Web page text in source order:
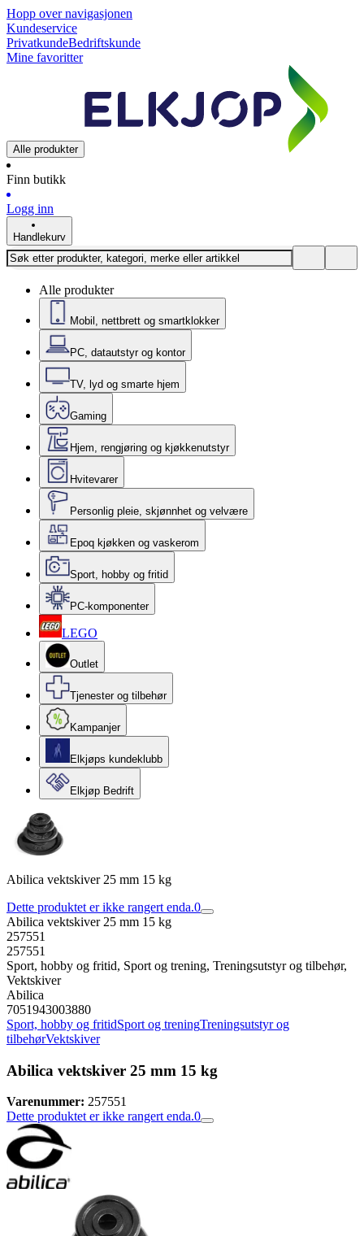
Hopp over navigasjonen
Kundeservice
PrivatkundeBedriftskunde
Mine favoritter
Alle produkter
Finn butikk
Logg inn
Handlekurv
Alle produkter
Mobil, nettbrett og smartklokker
PC, datautstyr og kontor
TV, lyd og smarte hjem
Gaming
Hjem, rengjøring og kjøkkenutstyr
Hvitevarer
Personlig pleie, skjønnhet og velvære
Epoq kjøkken og vaskerom
Sport, hobby og fritid
PC-komponenter
LEGO
Outlet
Tjenester og tilbehør
Kampanjer
Elkjøps kundeklubb
Elkjøp Bedrift
Abilica vektskiver 25 mm 15 kg
Dette produktet er ikke rangert enda.0
Abilica vektskiver 25 mm 15 kg
257551
257551
Sport, hobby og fritid, Sport og trening, Treningsutstyr og tilbehør,
Vektskiver
Abilica
7051943003880
Sport, hobby og fritidSport og treningTreningsutstyr og
tilbehørVektskiver
Abilica vektskiver 25 mm 15 kg
Varenummer: 257551
Dette produktet er ikke rangert enda.0